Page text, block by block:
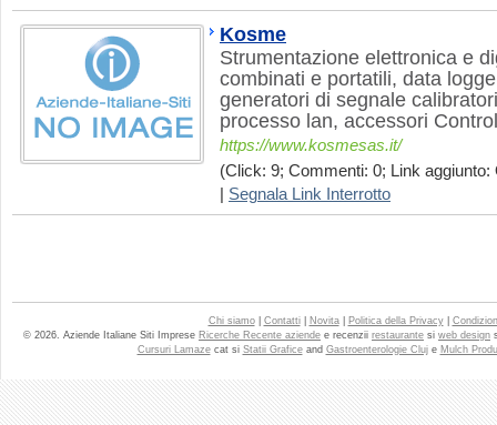
Kosme
Strumentazione elettronica e
combinati e portatili, data
generatori di segnale
processo lan, accessori
https://www.kosmesas.it/
(Click: 9; Commenti: 0; Link aggiunto:
Segnala Link Interrotto
Chi siamo| Contatti| Novita| Politica della Privacy|
© 2026. Aziende Italiane Siti Imprese Ricerche Recente aziende e recenzii restaurante si web design
Cursuri Lamazecat si Statii Graficeand Gastroenterologie Cluje Mulch